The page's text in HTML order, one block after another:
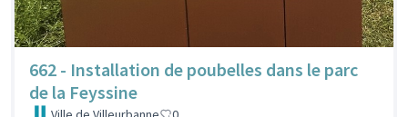
662 - Installation de poubelles dans le parc
de la Feyssine